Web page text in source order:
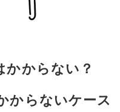
かからない？
からないケース